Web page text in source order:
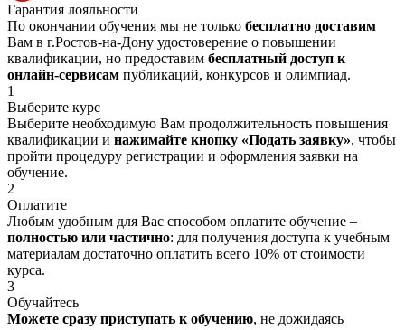
Гарантия лояльности
По окончании обучения мы не только бесплатно доставим
Вам в г.Ростов-на-Дону удостоверение о повышении
квалификации, но предоставим бесплатный доступ к
онлайн-сервисам публикаций, конкурсов и олимпиад.
1
Выберите курс
Выберите необходимую Вам продолжительность повышения
квалификации и нажимайте кнопку «Подать заявку», чтобы
пройти процедуру регистрации и оформления заявки на
обучение.
2
Оплатите
Любым удобным для Вас способом оплатите обучение –
полностью или частично: для получения доступа к учебным
материалам достаточно оплатить всего 10% от стоимости
курса.
3
Обучайтесь
Можете сразу приступать к обучению, не дожидаясь